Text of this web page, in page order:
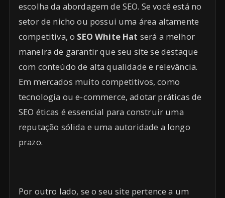
escolha da abordagem de SEO. Se você está no
setor de nicho ou possui uma área altamente
competitiva, o SEO White Hat será a melhor
maneira de garantir que seu site se destaque
com conteúdo de alta qualidade e relevância.
Em mercados muito competitivos, como
tecnologia ou e-commerce, adotar práticas de
SEO éticas é essencial para construir uma
reputação sólida e uma autoridade a longo
prazo.
Por outro lado, se o seu site pertence a um